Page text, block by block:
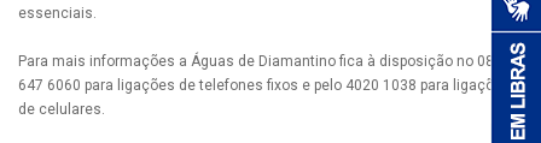
essenciais.
Para mais informações a Águas de Diamantino fica à disposição no 0800
647 6060 para ligações de telefones fixos e pelo 4020 1038 para ligações
de celulares.